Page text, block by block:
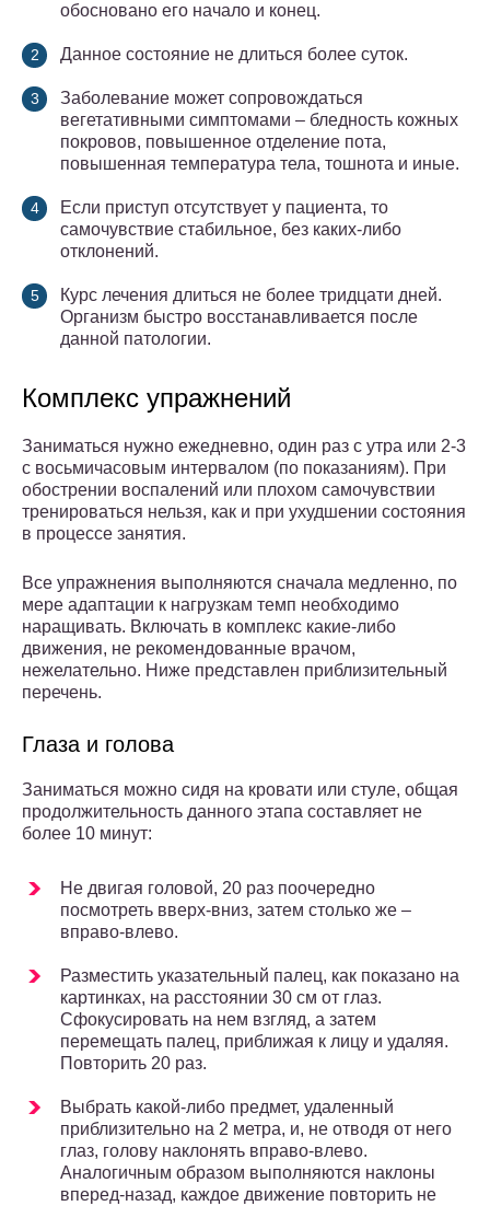
обосновано его начало и конец.
Данное состояние не длиться более суток.
Заболевание может сопровождаться
вегетативными симптомами – бледность кожных
покровов, повышенное отделение пота,
повышенная температура тела, тошнота и иные.
Если приступ отсутствует у пациента, то
самочувствие стабильное, без каких-либо
отклонений.
Курс лечения длиться не более тридцати дней.
Организм быстро восстанавливается после
данной патологии.
Комплекс упражнений
Заниматься нужно ежедневно, один раз с утра или 2-3
с восьмичасовым интервалом (по показаниям). При
обострении воспалений или плохом самочувствии
тренироваться нельзя, как и при ухудшении состояния
в процессе занятия.
Все упражнения выполняются сначала медленно, по
мере адаптации к нагрузкам темп необходимо
наращивать. Включать в комплекс какие-либо
движения, не рекомендованные врачом,
нежелательно. Ниже представлен приблизительный
перечень.
Глаза и голова
Заниматься можно сидя на кровати или стуле, общая
продолжительность данного этапа составляет не
более 10 минут:
Не двигая головой, 20 раз поочередно
посмотреть вверх-вниз, затем столько же –
вправо-влево.
Разместить указательный палец, как показано на
картинках, на расстоянии 30 см от глаз.
Сфокусировать на нем взгляд, а затем
перемещать палец, приближая к лицу и удаляя.
Повторить 20 раз.
Выбрать какой-либо предмет, удаленный
приблизительно на 2 метра, и, не отводя от него
глаз, голову наклонять вправо-влево.
Аналогичным образом выполняются наклоны
вперед-назад, каждое движение повторить не